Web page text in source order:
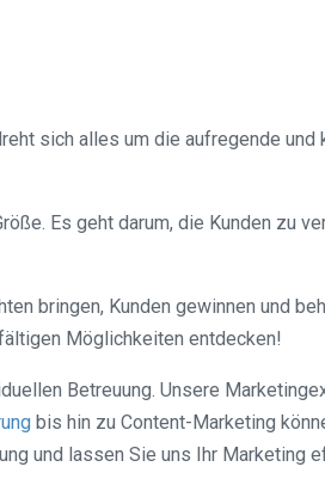
sich alles um die aufregende
Es geht darum, die Kunden zu
bringen, Kunden gewinnen und
Möglichkeiten entdecken!
Betreuung. Unsere
bis hin zu Content-Marketing
und lassen Sie uns Ihr Marketing